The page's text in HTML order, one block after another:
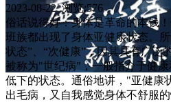
2023-08-22 浏览:576
俗话说得好：身体是革命的本钱
班族都出现了身体亚健康状态。
状态”、“次健康”，因其具有广泛
被称为"世纪病"，一般指介于健
低下的状态。通俗地讲，"亚健康
出毛病，又自我感觉身体不舒服的